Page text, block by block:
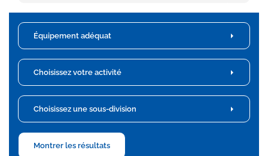
Équipement adéquat
Choisissez votre activité
Choisissez une sous-division
Montrer les résultats